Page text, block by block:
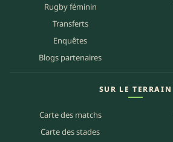
Rugby féminin
Transferts
Enquêtes
Blogs partenaires
SUR LE TERRAIN
Carte des matchs
Carte des stades